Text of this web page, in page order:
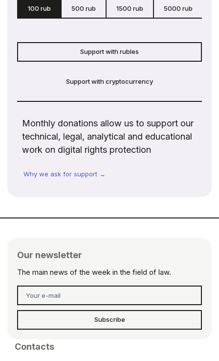
100 rub 500 rub 1500 rub 5000 rub
Support with rubles
Support with cryptocurrency
Monthly donations allow us to support our
technical, legal, analytical and educational
work on digital rights protection
Why we ask for support →
Our newsletter
The main news of the week in the field of law.
Subscribe
Contacts